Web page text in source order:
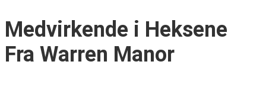
Medvirkende i Heksene
Fra Warren Manor